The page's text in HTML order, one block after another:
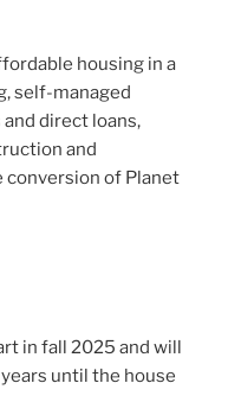
housing in a
self-managed
direct loans,
and
conversion of Planet
in fall 2025 and will
until the house